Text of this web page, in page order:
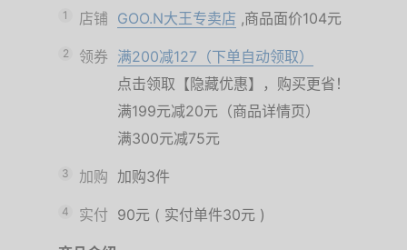
1 店铺 GOO.N大王专卖店 ,商品面价104元
2 领券 满200减127（下单自动领取）
点击领取【隐藏优惠】，购买更省！
满199元减20元（商品详情页）
满300元减75元
3 加购 加购3件
4 实付 90元 ( 实付单件30元 )